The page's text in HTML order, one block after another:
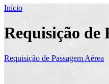
Início
Requisição de
Requisição de Passagem Aérea